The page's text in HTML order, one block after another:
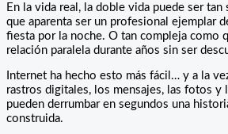
En la vida real, la doble vida puede ser
que aparenta ser un profesional ejemplar
fiesta por la noche. O tan compleja como
relación paralela durante años sin ser
Internet ha hecho esto más fácil… y a la
rastros digitales, los mensajes, las fotos y
pueden derrumbar en segundos una
construida.